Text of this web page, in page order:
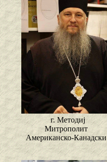
г. Методиј
Митрополит
Американско-Канадски